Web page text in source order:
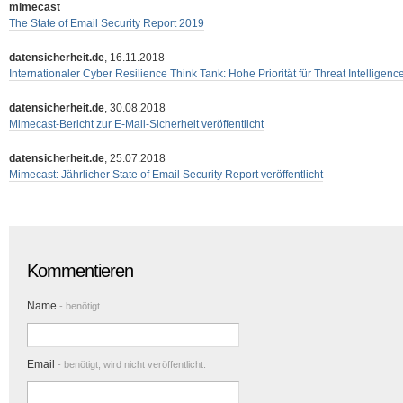
mimecast
The State of Email Security Report 2019
datensicherheit.de, 16.11.2018
Internationaler Cyber Resilience Think Tank: Hohe Priorität für Threat
datensicherheit.de, 30.08.2018
Mimecast-Bericht zur E-Mail-Sicherheit veröffentlicht
datensicherheit.de, 25.07.2018
Mimecast: Jährlicher State of Email Security Report veröffentlicht
Kommentieren
Name - benötigt
Email - benötigt, wird nicht veröffentlicht.